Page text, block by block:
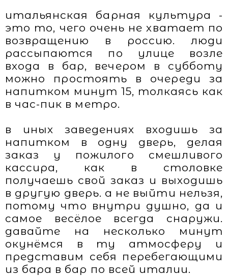
итальянская барная культура -
это то, чего очень не хватает по
возвращению в россию. люди
рассыпаются по улице возле
входа в бар, вечером в субботу
можно простоять в очереди за
напитком минут 15, толкаясь как
в час-пик в метро.
в иных заведениях входишь за
напитком в одну дверь, делая
заказ у пожилого смешливого
кассира, как в столовке
получаешь свой заказ и выходишь
в другую дверь. а не выйти нельзя,
потому что внутри душно, да и
самое весёлое всегда снаружи.
давайте на несколько минут
окунёмся в ту атмосферу и
представим себя перебегающими
из бара в бар по всей италии.